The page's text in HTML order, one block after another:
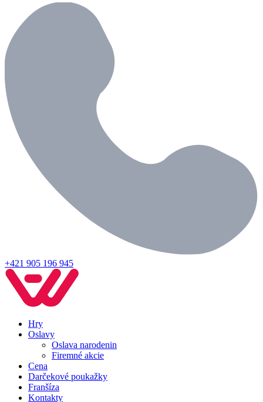
+421 905 196 945
Hry
Oslavy
Oslava narodenin
Firemné akcie
Cena
Darčekové poukažky
Franšíza
Kontakty